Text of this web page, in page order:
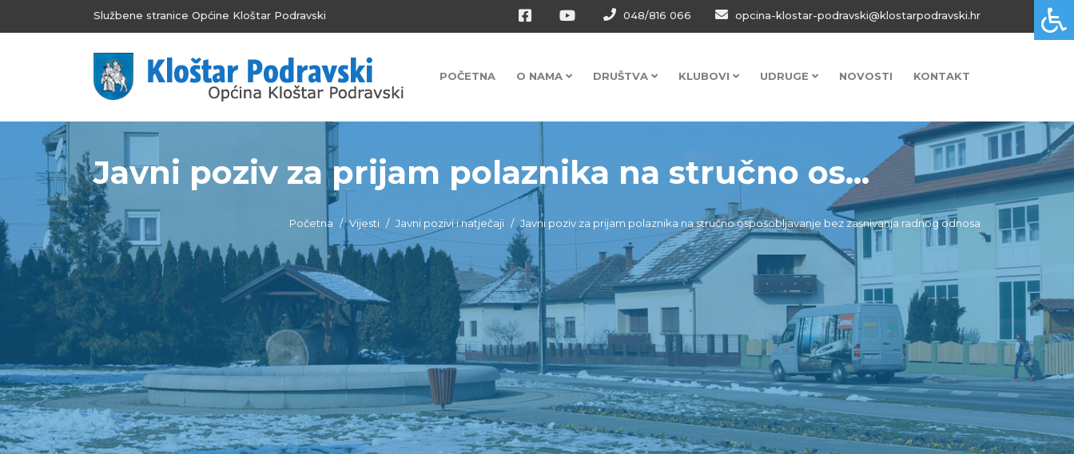
Službene stranice Općine Kloštar Podravski 048/816 066 opcina-klostar-podravski@klostarpodravski.hr
POČETNA O NAMA DRUŠTVA KLUBOVI UDRUGE NOVOSTI KONTAKT
Javni poziv za prijam polaznika na stručno os...
Početna Vijesti Javni pozivi i natječaji Javni poziv za prijam polaznika na stručno osposobljavanje bez zasnivanja radnog odnosa